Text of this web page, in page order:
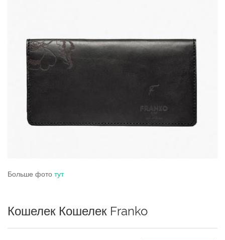
Больше фото тут
Кошелек Кошелек Franko